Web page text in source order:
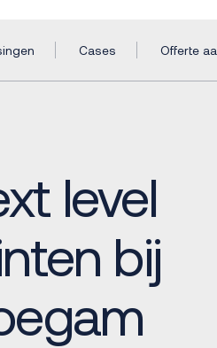
Cases Offerte
level
bij